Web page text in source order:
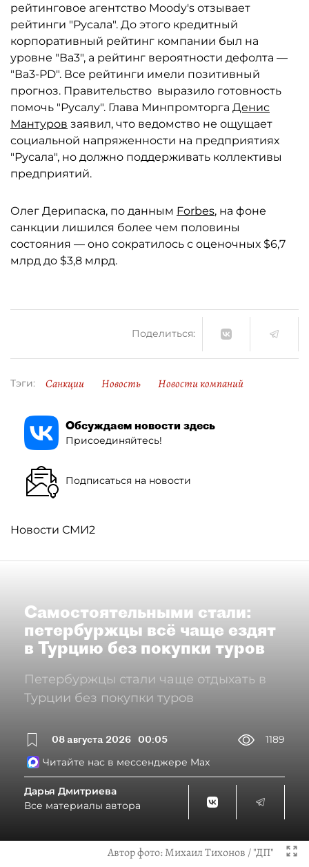
рейтинговое агентство Moody's отзывает
рейтинги "Русала". До этого кредитный
корпоративный рейтинг компании был на
уровне "Ва3", а рейтинг вероятности дефолта —
"Ва3-PD". Все рейтинги имели позитивный
прогноз. Правительство выразило готовность
помочь "Русалу". Глава Минпромторга Денис
Мантуров заявил, что ведомство не ощущает
социальной напряженности на предприятиях
"Русала", но должно поддерживать коллективы
предприятий.
Олег Дерипаска, по данным Forbes, на фоне
санкции лишился более чем половины
состояния — оно сократилось с оценочных $6,7
млрд до $3,8 млрд.
Поделиться:
Тэги: Санкции Новость Новости компаний
Обсуждаем новости здесь
Присоединяйтесь!
Подписаться на новости
Новости СМИ2
Самостоятельными стали:
петербуржцы всё чаще ездят
в Турцию без покупки туров
Петербуржцы стали чаще отдыхать в
Турции без покупки туров
08 августа 2026 00:05
1189
Читайте нас в мессенджере Max
Дарья Дмитриева
Все материалы автора
Автор фото:Михаил Тихонов / "ДП"